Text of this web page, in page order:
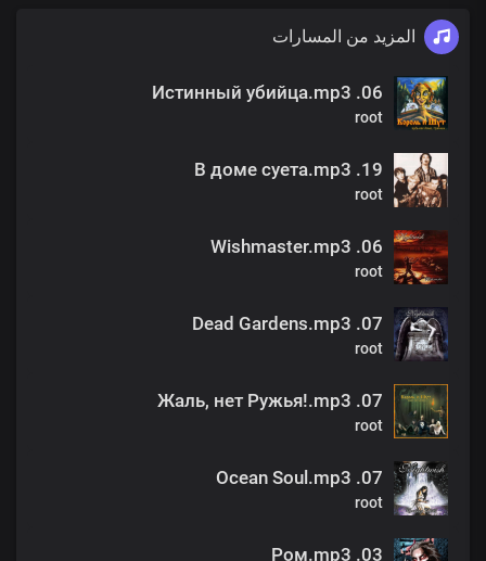
المزيد من المسارات
06. Истинный убийца.mp3
root
19. В доме суета.mp3
root
06. Wishmaster.mp3
root
07. Dead Gardens.mp3
root
07. Жаль, нет Ружья!.mp3
root
07. Ocean Soul.mp3
root
03. Ром.mp3